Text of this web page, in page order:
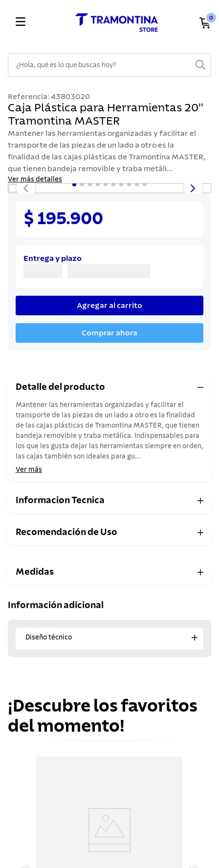
0
Referencia: 43803020
Caja Plástica para Herramientas 20''
Tramontina MASTER
Mantener las herramientas organizadas y facilitar el
transporte de las piezas de un lado a otro es la
finalidad de las cajas plásticas de Tramontina MASTER,
que tienen bandeja removible y traba metáli...
Ver más detalles
$ 195.900
Entrega y plazo
Agregar al carrito
Comprar ahora
Detalle del producto
Mantener las herramientas organizadas y facilitar el
transporte de las piezas de un lado a otro es la finalidad
de las cajas plásticas de Tramontina MASTER, que tienen
bandeja removible y traba metálica. Indispensables para
los que les gusta dejar las herramientas siempre en orden,
las cajas también son ideales para gu...
Ver más
Informacion Tecnica
Recomendación de Uso
Medidas
Información adicional
Diseño técnico
¡Descubre los favoritos
del momento!
1 .
cuchillos
2.
cubiertos
3.
sarten
4.
lavaplatos
5 .
acero inoxidable
ollas
sartenes
10. olla